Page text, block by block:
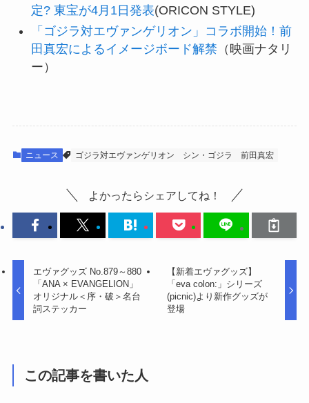
定? 東宝が4月1日発表(ORICON STYLE)
「ゴジラ対エヴァンゲリオン」コラボ開始！前
田真宏によるイメージボード解禁 （映画ナタリ
ー）
ニュース ゴジラ対エヴァンゲリオン シン・ゴジラ 前田真宏
よかったらシェアしてね！
エヴァグッズ No.879～880
「ANA × EVANGELION」
オリジナル＜序・破＞名台
詞ステッカー
【新着エヴァグッズ】
「eva colon:」シリーズ
(picnic)より新作グッズが
登場
この記事を書いた人